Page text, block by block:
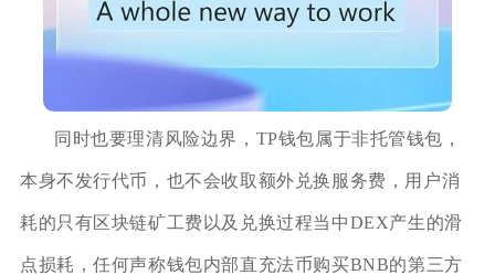
同时也要理清风险边界，TP钱包属于非托管钱包，
本身不发行代币，也不会收取额外兑换服务费，用户消
耗的只有区块链矿工费以及兑换过程当中DEX产生的滑
点损耗，任何声称钱包内部直充法币购买BNB的第三方